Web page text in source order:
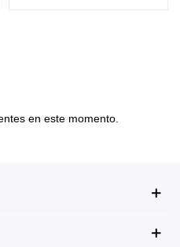
en este momento.